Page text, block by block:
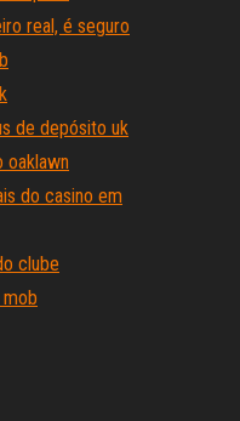
real, é seguro
de depósito uk
oaklawn
do casino em
clube